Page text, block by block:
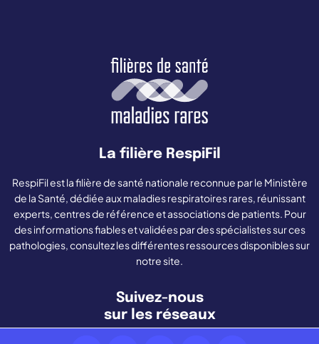
La filière RespiFil
RespiFil est la filière de santé nationale reconnue par le Ministère
de la Santé, dédiée aux maladies respiratoires rares, réunissant
experts, centres de référence et associations de patients. Pour
des informations fiables et validées par des spécialistes sur ces
pathologies, consultez les différentes ressources disponibles sur
notre site.
Suivez-nous
sur les réseaux